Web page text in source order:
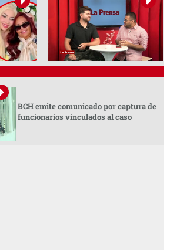
BCH emite comunicado por captura de
funcionarios vinculados al caso